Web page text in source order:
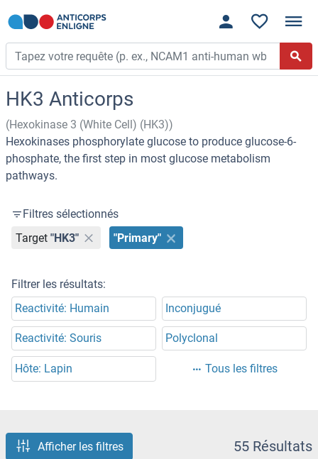
HK3 Anticorps
(Hexokinase 3 (White Cell) (HK3))
Hexokinases phosphorylate glucose to produce glucose-6-
phosphate, the first step in most glucose metabolism
pathways.
Filtres sélectionnés
Target "HK3" "Primary"
Filtrer les résultats:
Reactivité: Humain
Inconjugué
Reactivité: Souris Polyclonal
Hôte: Lapin Tous les filtres
Afficher les filtres 55 Résultats